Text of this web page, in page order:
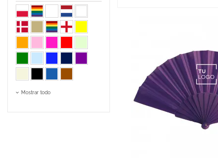
Mostrar todo